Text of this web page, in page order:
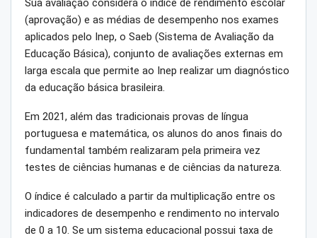
Sua avaliação considera o índice de rendimento escolar
(aprovação) e as médias de desempenho nos exames
aplicados pelo Inep, o Saeb (Sistema de Avaliação da
Educação Básica), conjunto de avaliações externas em
larga escala que permite ao Inep realizar um diagnóstico
da educação básica brasileira.
Em 2021, além das tradicionais provas de língua
portuguesa e matemática, os alunos do anos finais do
fundamental também realizaram pela primeira vez
testes de ciências humanas e de ciências da natureza.
O índice é calculado a partir da multiplicação entre os
indicadores de desempenho e rendimento no intervalo
de 0 a 10. Se um sistema educacional possui taxa de